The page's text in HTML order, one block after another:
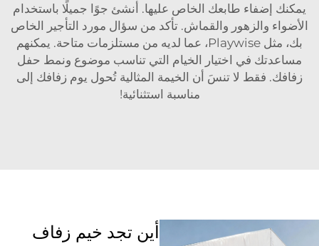
يمكنك إضفاء طابعك الخاص عليها. أنشئ جوًا جميلًا باستخدام
الأضواء والزهور والقماش. تأكد من سؤال مورد التأجير الخاص
بك، مثل Playwise، عما لديه من مستلزمات متاحة. يمكنهم
مساعدتك في اختيار الخيام التي تناسب موضوع ونمط حفل
زفافك. فقط لا تنسَ أن الخيمة المثالية تُحول يوم زفافك إلى
مناسبة استثنائية!
أين تجد خيم زفاف